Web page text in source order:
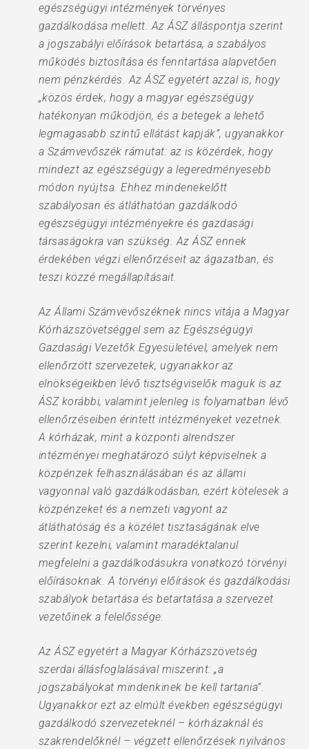
egészségügyi intézmények törvényes
gazdálkodása mellett. Az ÁSZ álláspontja szerint
a jogszabályi előírások betartása, a szabályos
működés biztosítása és fenntartása alapvetően
nem pénzkérdés. Az ÁSZ egyetért azzal is, hogy
„közös érdek, hogy a magyar egészségügy
hatékonyan működjön, és a betegek a lehető
legmagasabb szintű ellátást kapják”, ugyanakkor
a Számvevőszék rámutat: az is közérdek, hogy
mindezt az egészségügy a legeredményesebb
módon nyújtsa. Ehhez mindenekelőtt
szabályosan és átláthatóan gazdálkodó
egészségügyi intézményekre és gazdasági
társaságokra van szükség. Az ÁSZ ennek
érdekében végzi ellenőrzéseit az ágazatban, és
teszi közzé megállapításait.
Az Állami Számvevőszéknek nincs vitája a Magyar
Kórházszövetséggel sem az Egészségügyi
Gazdasági Vezetők Egyesületével, amelyek nem
ellenőrzött szervezetek, ugyanakkor az
elnökségeikben lévő tisztségviselők maguk is az
ÁSZ korábbi, valamint jelenleg is folyamatban lévő
ellenőrzéseiben érintett intézményeket vezetnek.
A kórházak, mint a központi alrendszer
intézményei meghatározó súlyt képviselnek a
közpénzek felhasználásában és az állami
vagyonnal való gazdálkodásban, ezért kötelesek a
közpénzeket és a nemzeti vagyont az
átláthatóság és a közélet tisztaságának elve
szerint kezelni, valamint maradéktalanul
megfelelni a gazdálkodásukra vonatkozó törvényi
előírásoknak. A törvényi előírások és gazdálkodási
szabályok betartása és betartatása a szervezet
vezetőinek a felelőssége.
Az ÁSZ egyetért a Magyar Kórházszövetség
szerdai állásfoglalásával miszerint: „a
jogszabályokat mindenkinek be kell tartania”.
Ugyanakkor ezt az elmúlt években egészségügyi
gazdálkodó szervezeteknél – kórházaknál és
szakrendelőknél – végzett ellenőrzések nyilvános